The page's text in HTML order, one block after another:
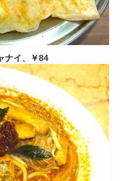
ナイ、￥84